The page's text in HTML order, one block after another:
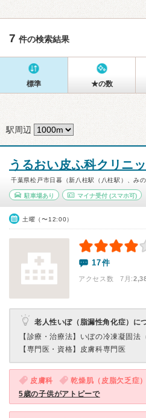
7 件の検索結果
標準 ★の数
駅周辺
うるおい皮ふ科クリニ
千葉県松戸市日暮（新八柱駅（八柱駅）、みの
駐車場あり マイナ受付(スマホ可)
土曜（〜12:00）
17件
アクセス数 7月:
老人性いぼ（脂漏性角化症）に
【診療・治療法】 いぼの冷凍凝固法
【専門医・資格】 皮膚科専門医
皮膚科 乾燥肌（皮脂欠乏症）
5歳の子供がアトピーで